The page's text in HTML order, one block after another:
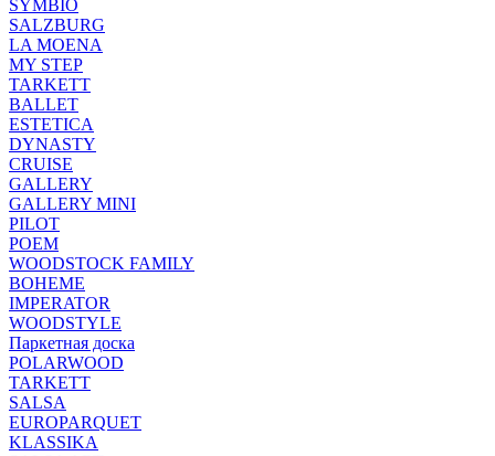
SYMBIO
SALZBURG
LA MOENA
MY STEP
TARKETT
BALLET
ESTETICA
DYNASTY
CRUISE
GALLERY
GALLERY MINI
PILOT
POEM
WOODSTOCK FAMILY
BOHEME
IMPERATOR
WOODSTYLE
Паркетная доска
POLARWOOD
TARKETT
SALSA
EUROPARQUET
KLASSIKA